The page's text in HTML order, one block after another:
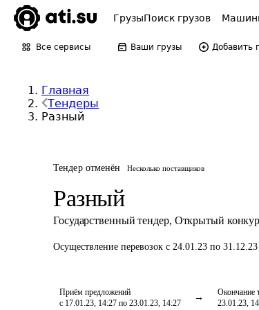
ГрузыПоиск грузов
Все сервисы Ваши грузы Добавить
Главная
Тендеры
Разный
Тендер отменён Несколько поставщиков
Разный
Государственный тендер, Открытый
Осуществление перевозок с 24.01.23 по 31.12.23
Приём предложений
с 17.01.23, 14:27 по 23.01.23, 14:27
Окончание
23.01.23,